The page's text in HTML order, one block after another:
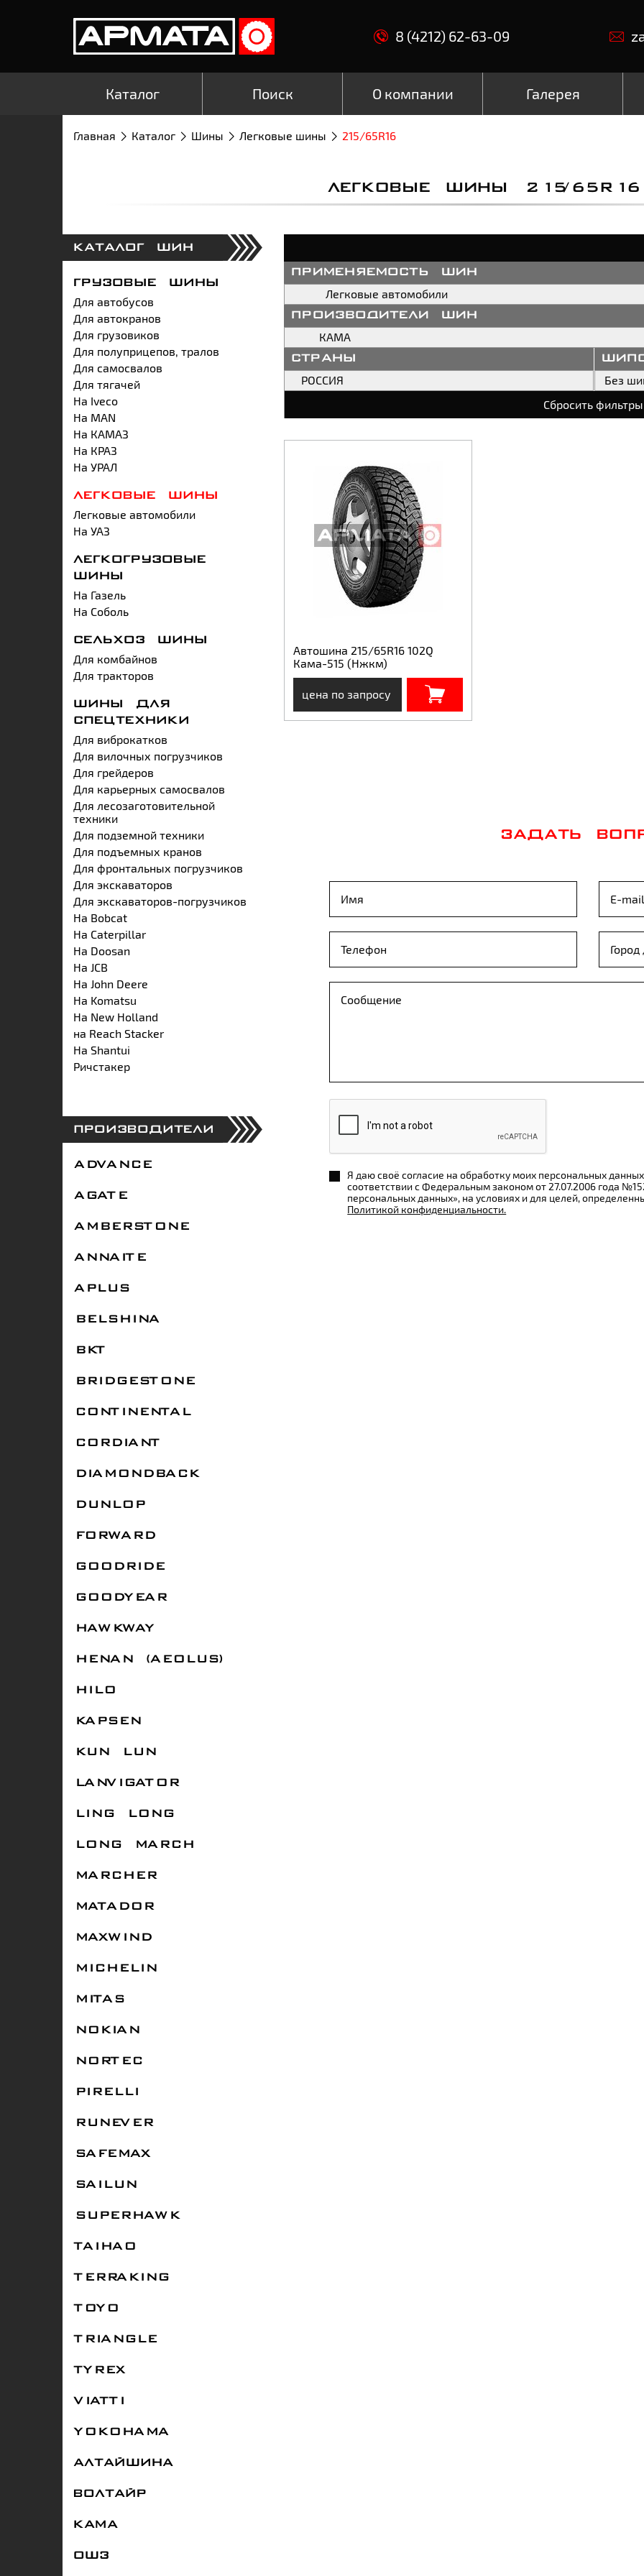
8 (4212) 62-63-09
Каталог Поиск О компании Галерея
Главная Каталог Шины Легковые шины 215/65R16
ЛЕГКОВЫЕ ШИНЫ 215/65R16
КАТАЛОГ ШИН
ГРУЗОВЫЕ ШИНЫ
Для автобусов
Для автокранов
Для грузовиков
Для полуприцепов, тралов
Для самосвалов
Для тягачей
На Iveco
На MAN
На КАМАЗ
На КРАЗ
На УРАЛ
ЛЕГКОВЫЕ ШИНЫ
Легковые автомобили
На УАЗ
ЛЕГКОГРУЗОВЫЕ
ШИНЫ
На Газель
На Соболь
СЕЛЬХОЗ ШИНЫ
Для комбайнов
Для тракторов
ШИНЫ ДЛЯ
СПЕЦТЕХНИКИ
Для виброкатков
Для вилочных погрузчиков
Для грейдеров
Для карьерных самосвалов
Для лесозаготовительной
техники
Для подземной техники
Для подъемных кранов
Для фронтальных погрузчиков
Для экскаваторов
Для экскаваторов-погрузчиков
На Bobcat
На Caterpillar
На Doosan
На JCB
На John Deere
На Komatsu
На New Holland
на Reach Stacker
На Shantui
Ричстакер
ПРОИЗВОДИТЕЛИ
ADVANCE
AGATE
AMBERSTONE
ANNAITE
APLUS
BELSHINA
BKT
BRIDGESTONE
CONTINENTAL
CORDIANT
DIAMONDBACK
DUNLOP
FORWARD
GOODRIDE
GOODYEAR
HAWKWAY
HENAN (AEOLUS)
HILO
KAPSEN
KUN LUN
LANVIGATOR
LING LONG
LONG MARCH
MARCHER
MATADOR
MAXWIND
MICHELIN
MITAS
NOKIAN
NORTEC
PIRELLI
RUNEVER
SAFEMAX
SAILUN
SUPERHAWK
TAIHAO
TERRAKING
TOYO
TRIANGLE
TYREX
VIATTI
YOKOHAMA
АЛТАЙШИНА
ВОЛТАЙР
КАМА
ОШЗ
применяемость шин
Легковые автомобили
производители шин
КАМА
страны
РОССИЯ
Без
Сбросить фильтры
Автошина 215/65R16 102Q
Кама-515 (Нжкм)
цена по запросу
ЗАДАТЬ
Я даю своё согласие на обработку моих персональных
соответствии с Федеральным законом от 27.07.2006 года
персональных данных», на условиях и для целей,
Политикой конфиденциальности.